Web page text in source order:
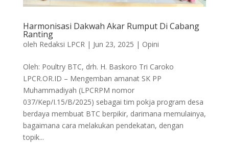
Harmonisasi Dakwah Akar Rumput Di Cabang
Ranting
oleh Redaksi LPCR| Jun 23, 2025 | Opini
Oleh: Poultry BTC, drh. H. Baskoro Tri Caroko
LPCR.OR.ID – Mengemban amanat SK PP
Muhammadiyah (LPCRPM nomor
037/Kep/I.15/B/2025) sebagai tim pokja program desa
berdaya membuat BTC berpikir, darimana memulainya,
bagaimana cara melakukan pendekatan, dengan
topik...